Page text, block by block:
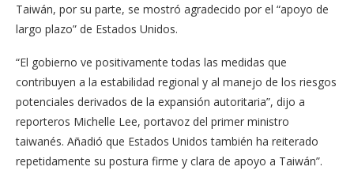
Taiwán, por su parte, se mostró agradecido por el “apoyo de
largo plazo” de Estados Unidos.
“El gobierno ve positivamente todas las medidas que
contribuyen a la estabilidad regional y al manejo de los riesgos
potenciales derivados de la expansión autoritaria”, dijo a
reporteros Michelle Lee, portavoz del primer ministro
taiwanés. Añadió que Estados Unidos también ha reiterado
repetidamente su postura firme y clara de apoyo a Taiwán”.